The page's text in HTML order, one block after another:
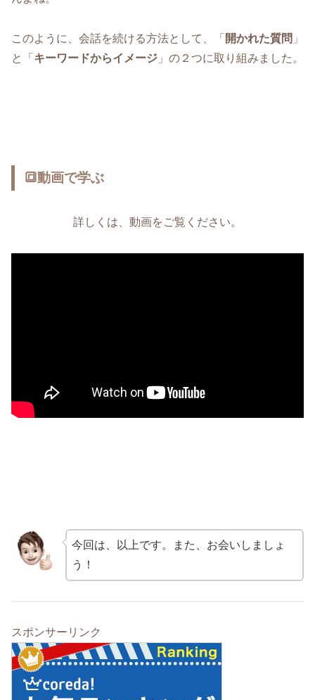
このように、会話を続ける方法として、「 開かれた質問 」
と「 キーワードからイメージ 」の２つに取り組みました。
🔳動画で学ぶ
詳しくは、動画をご覧ください。
今回は、以上です。また、お会いしましょ
う！
スポンサーリンク